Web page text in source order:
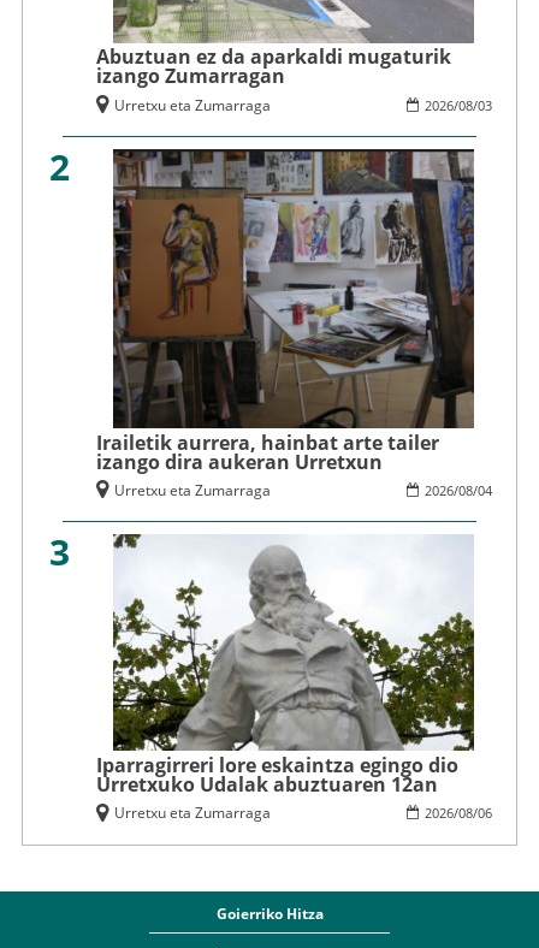
Abuztuan ez da aparkaldi mugaturik
izango Zumarragan
2026/08/03
Urretxu eta Zumarraga
2
Irailetik aurrera, hainbat arte tailer
izango dira aukeran Urretxun
2026/08/04
Urretxu eta Zumarraga
3
Iparragirreri lore eskaintza egingo dio
Urretxuko Udalak abuztuaren 12an
2026/08/06
Urretxu eta Zumarraga
Goierriko Hitza